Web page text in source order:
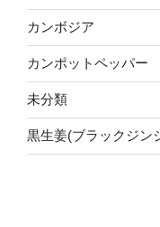
カンボジア
カンポットペッパー
未分類
黒生姜(ブラックジン